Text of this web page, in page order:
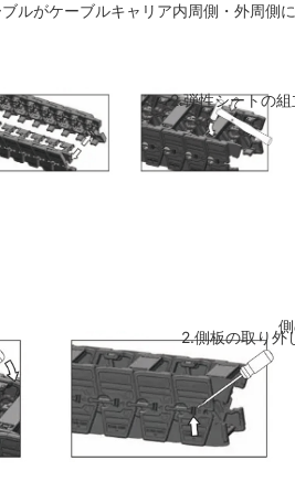
ルがケーブルキャリア内周側・外周側
2.弾性シートの組
リンクに差し
弾性シートを両
ください
2.側板の取り外